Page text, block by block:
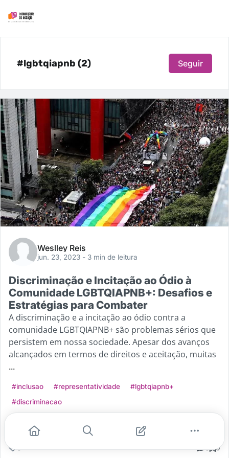
#lgbtqiapnb (2) Seguir
Weslley Reis
jun. 23, 2023 - 3 min de leitura
Discriminação e Incitação ao Ódio à
Comunidade LGBTQIAPNB+: Desafios e
Estratégias para Combater
A discriminação e a incitação ao ódio contra a
comunidade LGBTQIAPNB+ são problemas sérios que
persistem em nossa sociedade. Apesar dos avanços
alcançados em termos de direitos e aceitação, muitas
...
#inclusao #representatividade
#lgbtqiapnb+
#discriminacao
Leia mais
0 0 0